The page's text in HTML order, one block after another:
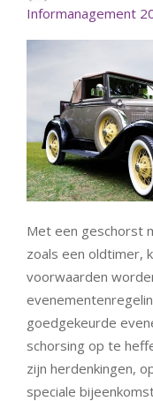
Informanagement
Met een geschorst
zoals een oldtimer,
voorwaarden
goedgekeurde
schorsing op te
zijn herdenkingen,
speciale